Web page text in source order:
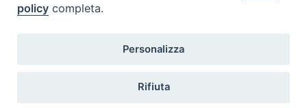
diocesi@diocesisabina.it
policy completa.
Personalizza
Rifiuta